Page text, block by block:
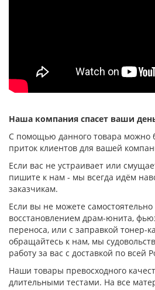
Наша компания спасет ваши
С помощью данного товара можно
приток клиентов для вашей
Если вас не устраивает или
пишите к нам - мы всегда идём
заказчикам.
Если вы не можете самостоятельно
восстановлением драм-юнита,
переноса, или с заправкой тонер-
обращайтесь к нам, мы
работу за вас с доставкой по всей
Наши товары превосходного
длительными тестами. На все